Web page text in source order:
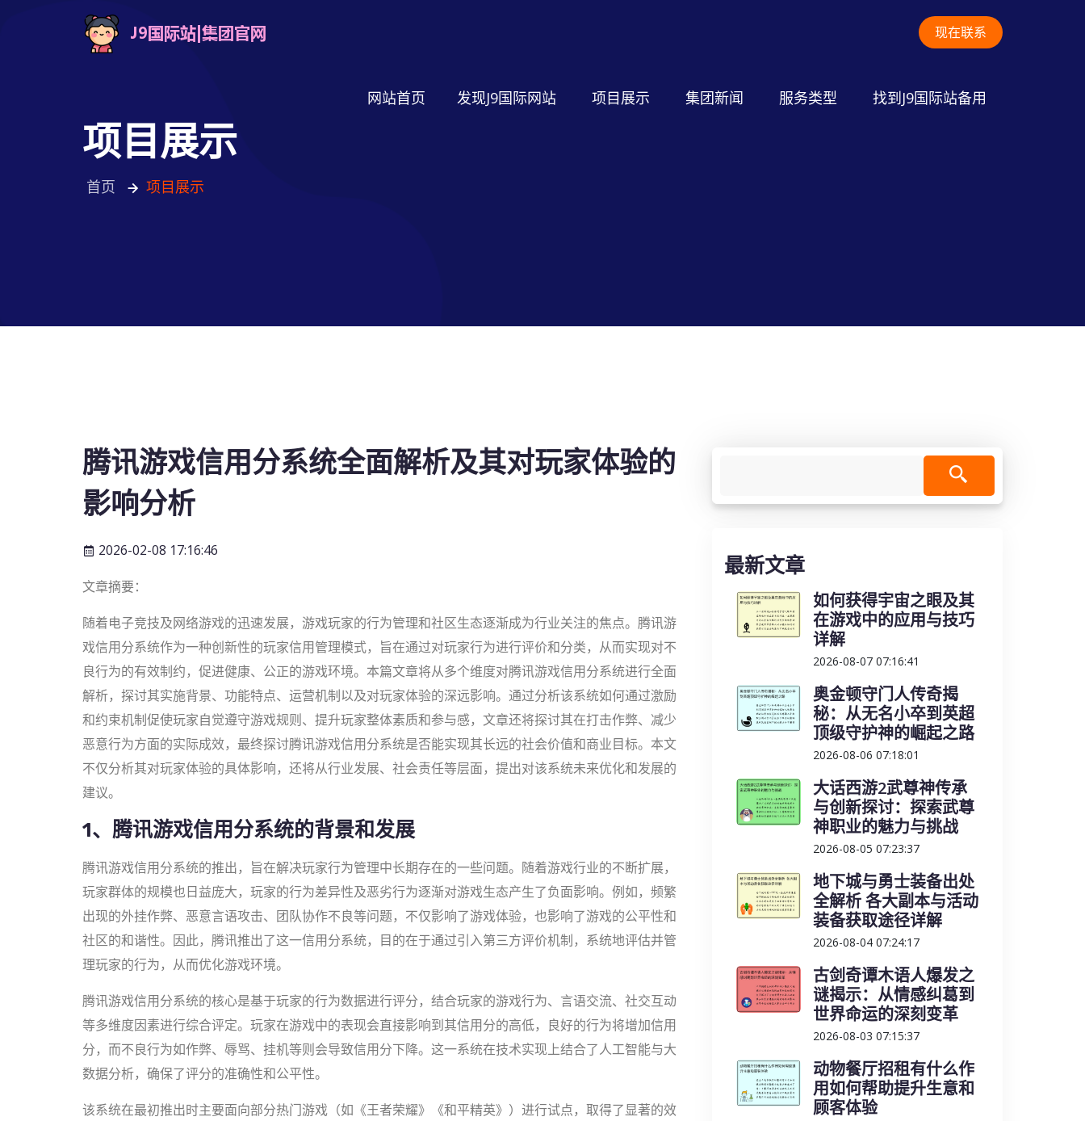
现在联系
网站首页 发现J9国际网站 项目展示 集团新闻 服务类型 找到J9国际站备用
项目展示
首页 项目展示
腾讯游戏信用分系统全面解析及其对玩家体验的
影响分析
2026-02-08 17:16:46
文章摘要：
随着电子竞技及网络游戏的迅速发展，游戏玩家的行为管理和社区生态逐渐成为行业关注的焦点。腾讯游
戏信用分系统作为一种创新性的玩家信用管理模式，旨在通过对玩家行为进行评价和分类，从而实现对不
良行为的有效制约，促进健康、公正的游戏环境。本篇文章将从多个维度对腾讯游戏信用分系统进行全面
解析，探讨其实施背景、功能特点、运营机制以及对玩家体验的深远影响。通过分析该系统如何通过激励
和约束机制促使玩家自觉遵守游戏规则、提升玩家整体素质和参与感，文章还将探讨其在打击作弊、减少
恶意行为方面的实际成效，最终探讨腾讯游戏信用分系统是否能实现其长远的社会价值和商业目标。本文
不仅分析其对玩家体验的具体影响，还将从行业发展、社会责任等层面，提出对该系统未来优化和发展的
建议。
1、腾讯游戏信用分系统的背景和发展
腾讯游戏信用分系统的推出，旨在解决玩家行为管理中长期存在的一些问题。随着游戏行业的不断扩展，
玩家群体的规模也日益庞大，玩家的行为差异性及恶劣行为逐渐对游戏生态产生了负面影响。例如，频繁
出现的外挂作弊、恶意言语攻击、团队协作不良等问题，不仅影响了游戏体验，也影响了游戏的公平性和
社区的和谐性。因此，腾讯推出了这一信用分系统，目的在于通过引入第三方评价机制，系统地评估并管
理玩家的行为，从而优化游戏环境。
腾讯游戏信用分系统的核心是基于玩家的行为数据进行评分，结合玩家的游戏行为、言语交流、社交互动
等多维度因素进行综合评定。玩家在游戏中的表现会直接影响到其信用分的高低，良好的行为将增加信用
分，而不良行为如作弊、辱骂、挂机等则会导致信用分下降。这一系统在技术实现上结合了人工智能与大
数据分析，确保了评分的准确性和公平性。
该系统在最初推出时主要面向部分热门游戏（如《王者荣耀》《和平精英》）进行试点，取得了显著的效
最新文章
如何获得宇宙之眼及其
在游戏中的应用与技巧
详解
2026-08-07 07:16:41
奥金顿守门人传奇揭
秘：从无名小卒到英超
顶级守护神的崛起之路
2026-08-06 07:18:01
大话西游2武尊神传承
与创新探讨：探索武尊
神职业的魅力与挑战
2026-08-05 07:23:37
地下城与勇士装备出处
全解析 各大副本与活动
装备获取途径详解
2026-08-04 07:24:17
古剑奇谭木语人爆发之
谜揭示：从情感纠葛到
世界命运的深刻变革
2026-08-03 07:15:37
动物餐厅招租有什么作
用如何帮助提升生意和
顾客体验